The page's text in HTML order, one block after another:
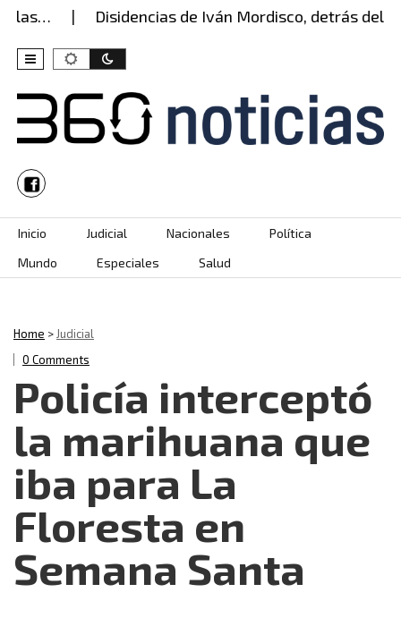
Disidencias de Iván Mordisco, detrás del
Skip to content
Inicio Judicial Nacionales
Política
Mundo
Especiales Salud
Home >Judicial
0 Comments
Policía interceptó
la marihuana que
iba para La
Floresta en
Semana Santa